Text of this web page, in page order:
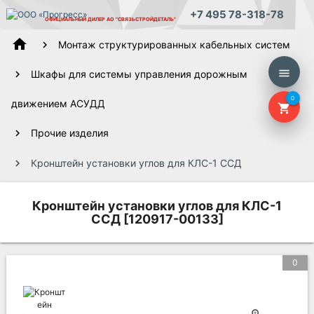
ОФИЦИАЛЬНЫЙ ДИЛЕР АО "СВЯЗЬСТРОЙДЕТАЛЬ" +7 495 78-318-78
menu
shopping_cart
0
home Монтаж структурированных кабельных систем
Шкафы для системы управления дорожным
движением АСУДД
Прочие изделия
Кронштейн установки углов для КЛС-1 ССД
Кронштейн установки углов для КЛС-1
ССД [120917-00133]
0